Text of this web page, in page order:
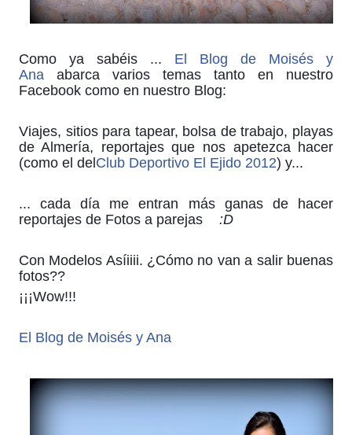
Como ya sabéis ... El Blog de Moisés y
Anaabarca varios temas tanto en nuestro
Facebook como en nuestro Blog:
Viajes, sitios para tapear, bolsa de trabajo, playas
de Almería, reportajes que nos apetezca hacer
(como el del Club Deportivo El Ejido 2012) y...
... cada día me entran más ganas de hacer
reportajes de Fotos a parejas
:D
Con Modelos Asíiiii. ¿Cómo no van a salir buenas
fotos??
¡¡¡Wow!!!
El Blog de Moisés y Ana